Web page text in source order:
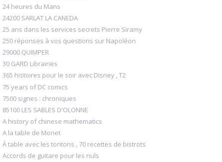
24 heures du Mans
24200 SARLAT LA CANEDA
25 ans dans les services secrets Pierre Siramy
250 réponses à vos questions sur Napoléon
29000 QUIMPER
30 GARD Librairies
365 histoires pour le soir avec Disney , T2
75 years of DC comics
7500 signes : chroniques
85100 LES SABLES D'OLONNE
A history of chinese mathematics
A la table de Monet
À table avec les tontons , 70 recettes de bistrots
Accords de guitare pour les nuls